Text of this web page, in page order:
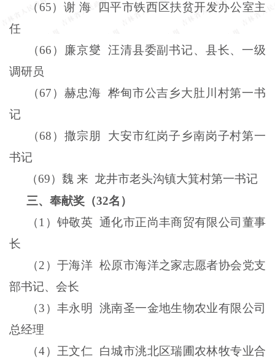
（65）谢 海
四平市铁西区扶贫开发办公室主
任
（66 ）廉京燮
汪清县委副书记、县长、一级
调研员
（67 ）赫忠海 桦甸市公吉乡大肚川村第一书
记
（68 ）撒宗朋
大安市红岗子乡南岗子村第一
书记
（69）魏 来 龙井市老头沟镇大箕村第一书记
三、奉献奖（32名）
（1 ）钟敬英 通化市正尚丰商贸有限公司董事
长
（2 ）于海洋 松原市海洋之家志愿者协会党支
部书记、会长
（3 ）丰永明
洮南圣一金地生物农业有限公司
总经理
（4）王文仁
白城市洮北区瑞圃农林牧专业合